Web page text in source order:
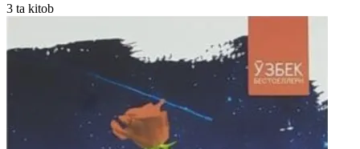
3 ta kitob